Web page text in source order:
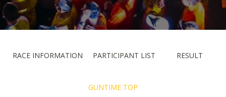
RACE INFORMATION PARTICIPANT LIST RESULT
GUNTIME TOP